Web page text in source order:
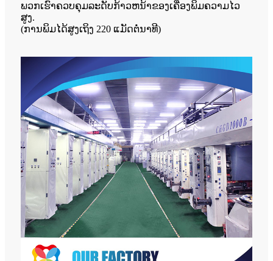
ພວກເຮົາຄວບຄຸມລະດັບກ້າວຫນ້າຂອງເຄື່ອງພິມຄວາມໄວ
ສູງ.
(ການ​ພິມ​ໄດ້​ສູງ​ເຖິງ 220 ແມັດ​ຕໍ່​ນາ​ທີ​)